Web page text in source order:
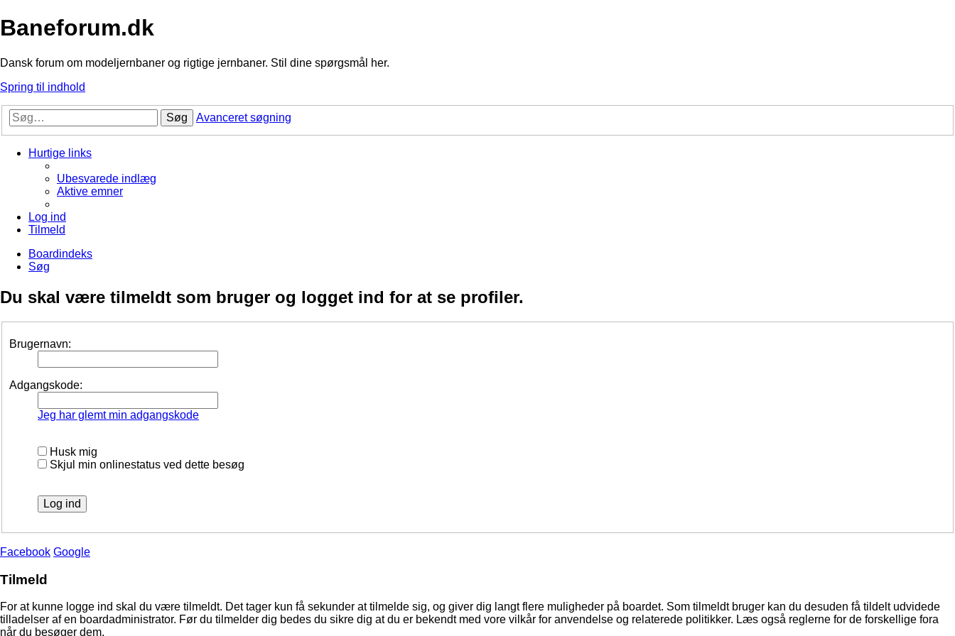
Baneforum.dk
Dansk forum om modeljernbaner og rigtige jernbaner. Stil dine spørgsmål her.
Spring til indhold
Søg Avanceret søgning
Hurtige links
Ubesvarede indlæg
Aktive emner
Log ind
Tilmeld
Boardindeks
Søg
Du skal være tilmeldt som bruger og logget ind for at se profiler.
Brugernavn:
Adgangskode:
Jeg har glemt min adgangskode
Husk mig
Skjul min onlinestatus ved dette besøg
Facebook Google
Tilmeld
For at kunne logge ind skal du være tilmeldt. Det tager kun få sekunder at tilmelde sig, og giver dig langt flere muligheder på boardet. Som tilmeldt bruger kan du desuden få tildelt udvidede
tilladelser af en boardadministrator. Før du tilmelder dig bedes du sikre dig at du er bekendt med vore vilkår for anvendelse og relaterede politikker. Læs også reglerne for de forskellige fora
når du besøger dem.